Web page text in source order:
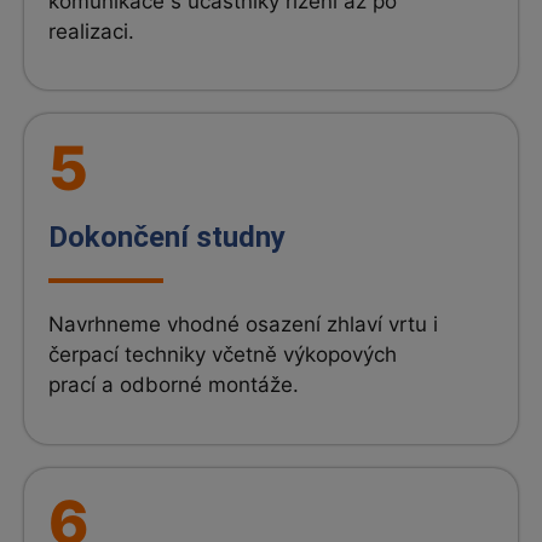
realizaci.
5
Dokončení studny
Navrhneme vhodné osazení zhlaví vrtu i
čerpací techniky včetně výkopových
prací a odborné montáže.
6